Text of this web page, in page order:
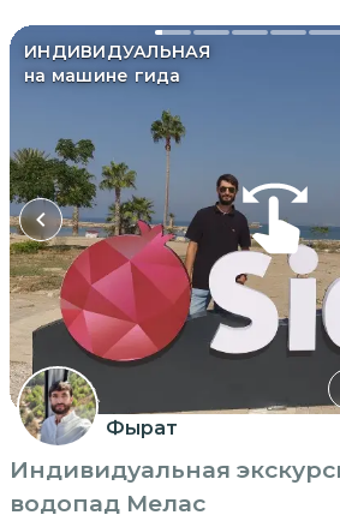
ИНДИВИДУАЛЬНАЯ
на машине гида
Фырат
Индивидуальная
водопад Мелас